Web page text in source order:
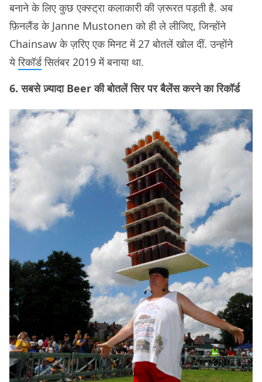
बनाने के लिए कुछ एक्स्ट्रा कलाकारी की ज़रूरत पड़ती है. अब
फ़िनलैंड के Janne Mustonen को ही ले लीजिए, जिन्होंने
Chainsaw के ज़रिए एक मिनट में 27 बोतलें खोल दीं. उन्होंने
येरिकॉर्डसितंबर 2019 में बनाया था.
6. सबसे ज़्यादा Beer की बोतलें सिर पर बैलेंस करने का रिकॉर्ड